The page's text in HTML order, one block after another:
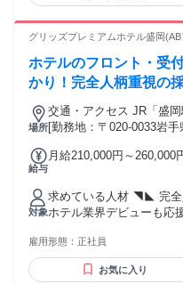
グリッズプレミアムホテル盛岡
ホテルのフロント・受
かり！完全人柄重視の
場所
交通・アクセス JR「盛
[勤務地：〒020-0033岩
給与
月給210,000円～260,000
れる通勤・皆勤・家族手
るその他手当金額：なし ※経験・能力・前職給与を考慮し決
定 ▼別途手当あり ―――――― ・残業手当（1分単位で支
給） ・深夜手当（該当時）
―――――― ・業績により
対象
求めている人材 ◥◣ 完
ホテル業界デビューも応援！ ＊初正社員や第二新卒も
学歴不問・職歴不問 ＊経験者
躍中／女性活躍中） ＊
語や中国語など語学力も活きる ※22時以降の勤務
雇用形態： 正社員
お気に入り